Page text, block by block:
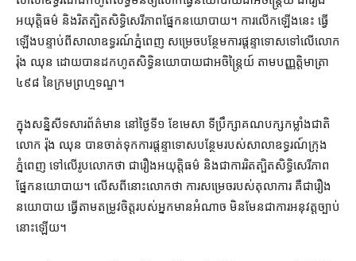
អយុត្តិធម៌ និង​រិតត្បិត​សិទ្ធិ​សេរីភាព​ផ្នែក​នយោបាយ​។ ការ​លើកឡើង​នេះ ធ្វើ
ឡើង​បន្ទាប់ពី​សាលាឧទ្ធរណ៍​ភ្នំពេញ សម្រេច​បន្ថែម​ការ​ផ្តន្ទាទោស​ទៅលើ​លោក
រ៉ុង ឈុន ដោយ​បាន​ដកហូត​សិទ្ធិ​នយោបាយ​ជា​អចិន្ត្រៃយ៍ តាម​បញ្ញត្តិ​មាត្រា​
៤៩៨ នៃ​ក្រមព្រហ្មទណ្ឌ។
ក្នុង​សន្និសីទ​សារព័ត៌មាន នៅ​ថ្ងៃទី​១ ខែមេសា ទីប្រឹក្សា​គណបក្ស​កម្លាំង​ជាតិ
លោក រ៉ុង ឈុន បាន​ចាត់ទុក​ការ​ផ្តន្ទាទោស​បន្ថែម​របស់​សាលាឧទ្ធរណ៍​ក្រុង
ភ្នំពេញ ទៅលើ​រូប​លោក​ថា ជា​រឿង​អយុត្តិធម៌ និង​ជា​ការ​រិតត្បិត​សិទ្ធិ​សេរីភាព​
ផ្នែក​នយោបាយ​។ លើស​ពី​នោះ​លោក​ថា ការសម្រេច​របស់​តុលាការ គឺជា​រឿង​
នយោបាយ ធ្វើតាម​តម្រូវ​ចិត្ត​របស់​អ្នក​មាន​អំណាច មិនមែន​ជា​ការអនុវត្ត​ច្បាប់​
នោះ​ឡើយ។